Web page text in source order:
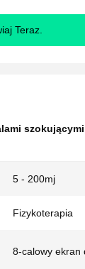
Teraz.
szokującymi
5 - 200mj
Fizykoterapia
8-calowy ekran